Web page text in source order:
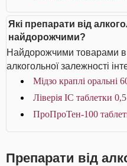
Які препарати від
найдорожчими?
Найдорожчими товарами в
алкогольної залежності
Мідзо краплі оральні
Ліверія IC таблетки
ПроПроТен-100
Препарати від